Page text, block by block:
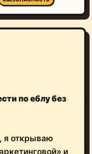
по еблу без
открываю
и